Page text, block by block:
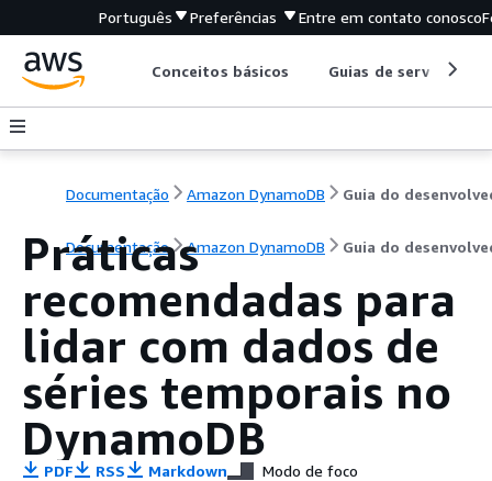
Português Preferências Entre em contato conosco
Conceitos básicos Guias de serviço
Documentação Amazon DynamoDB
Documentação Amazon DynamoDB Guia do
Práticas
recomendadas para
lidar com dados de
séries temporais no
DynamoDB
PDF RSS Markdown Modo de foco